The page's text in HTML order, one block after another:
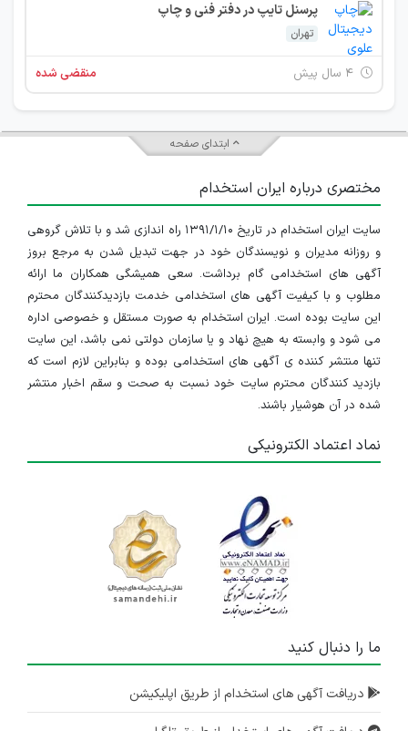
پرسنل تایپ در دفتر فنی و چاپ
تهران
منقضی شده
ابتدای صفحه
مختصری درباره ایران استخدام
سایت ایران استخدام در تاریخ ۱۳۹۱/۱/۱۰ راه اندازی شد و با تلاش گروهی
و روزانه مدیران و نویسندگان خود در جهت تبدیل شدن به مرجع بروز
آگهی های استخدامی گام برداشت. سعی همیشگی همکاران ما ارائه
مطلوب و با کیفیت آگهی های استخدامی خدمت بازدیدکنندگان محترم
این سایت بوده است. ایران استخدام به صورت مستقل و خصوصی اداره
می شود و وابسته به هیچ نهاد و یا سازمان دولتی نمی باشد، این سایت
تنها منتشر کننده ی آگهی های استخدامی بوده و بنابراین لازم است که
بازدید کنندگان محترم سایت خود نسبت به صحت و سقم اخبار منتشر
شده در آن هوشیار باشند.
نماد اعتماد الکترونیکی
ما را دنبال کنید
دریافت آگهی های استخدام از طریق اپلیکیشن